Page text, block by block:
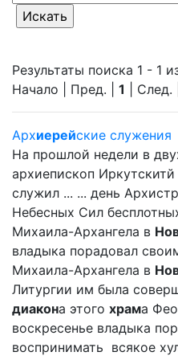
Результаты поиска 1 - 1
Начало | Пред. | 1 | След.
Архиерейские служения
На прошлой недели в
архиепископ
служил ... ... день
Небесных Сил
Михаила-Архангела в
владыка порадовал
Михаила-Архангела в
Литургии им была
диакона этого храма
воскресенье владыка
воспринимать всякое